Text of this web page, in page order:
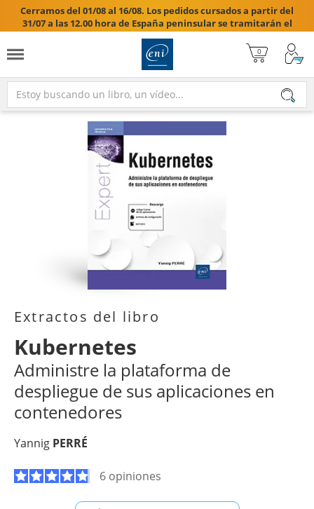
Cerramos del 01/08 al 16/08. Los pedidos cursados a partir del
31/07 a las 12.00 hora de España peninsular se tramitarán el
17/08/2026.

Extractos del libro
Kubernetes
Administre la plataforma de
despliegue de sus aplicaciones en
contenedores
Yannig PERRÉ
6 opiniones